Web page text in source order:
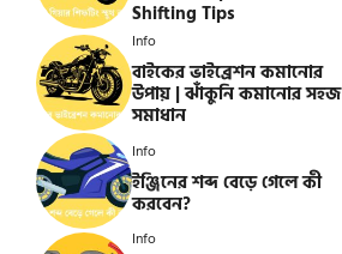
Shifting Tips
Info
বাইকের ভাইব্রেশন কমানোর
উপায় | ঝাঁকুনি কমানোর সহজ
সমাধান
Info
ইঞ্জিনের শব্দ বেড়ে গেলে কী
করবেন?
Info